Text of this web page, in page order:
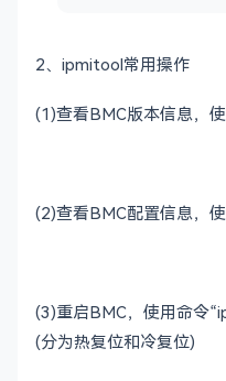
2、ipmitool常用操作
(1)查看BMC版本信息，
(2)查看BMC配置信息，
(3)重启BMC，使用命令“
(分为热复位和冷复位)